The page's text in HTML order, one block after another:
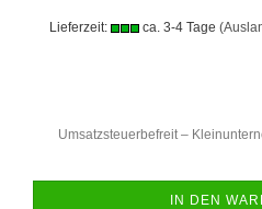
Lieferzeit: ca. 3-4 Tage
Umsatzsteuerbefreit –
IN DEN